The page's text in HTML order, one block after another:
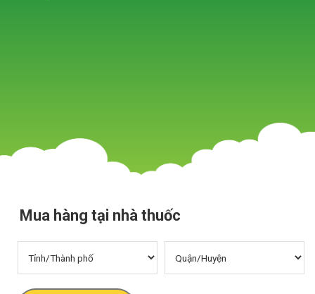
Mua hàng tại nhà thuốc